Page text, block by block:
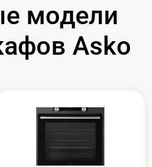
модели
Asko